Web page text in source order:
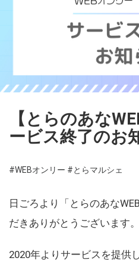
【とらのあな
ービス終了のお
#WEBオンリー #とらマルシェ
日ごろより「とらのあな
だきありがとうございます。
2020年よりサービスを提供